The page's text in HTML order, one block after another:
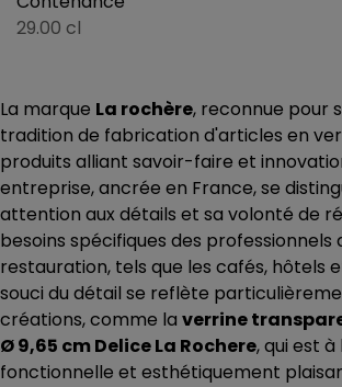
29.00 cl
La marque La rochère, reconnue pour
tradition de fabrication d'articles en
produits alliant savoir-faire et
entreprise, ancrée en France, se
attention aux détails et sa volonté de
besoins spécifiques des professionnels
restauration, tels que les cafés, hôtels
souci du détail se reflète
créations, comme la verrine
Ø 9,65 cm Delice La Rochere, qui est à
fonctionnelle et esthétiquement